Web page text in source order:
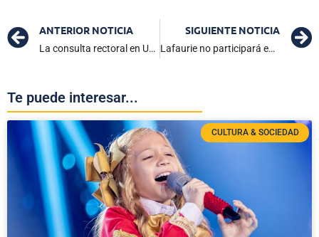
ANTERIOR NOTICIA
La consulta rectoral en Unimagdalena inicia su votación con amplia acogida
SIGUIENTE NOTICIA
Lafaurie no participará en diálogos con el ELN en Caracas
Te puede interesar...
CULTURA & SOCIEDAD